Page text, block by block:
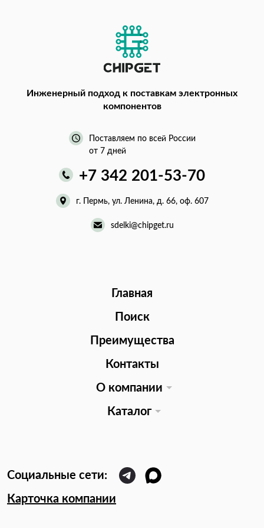
Инженерный подход к поставкам электронных
компонентов
Поставляем по всей России
от 7 дней
+7 342 201-53-70
г. Пермь, ул. Ленина, д. 66, оф. 607
sdelki@chipget.ru
Главная
Поиск
Преимущества
Контакты
О компании
Каталог
Карточка компании